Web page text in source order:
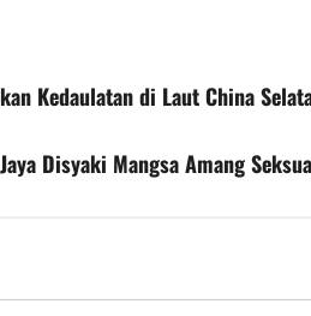
Kedaulatan di Laut China
Disyaki Mangsa Amang